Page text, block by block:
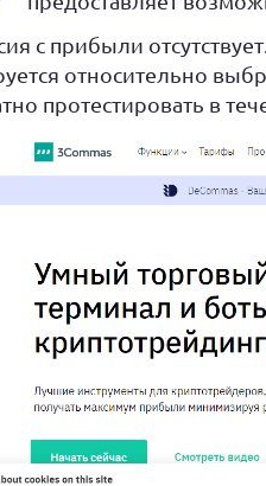
с прибыли
относительно
протестировать в